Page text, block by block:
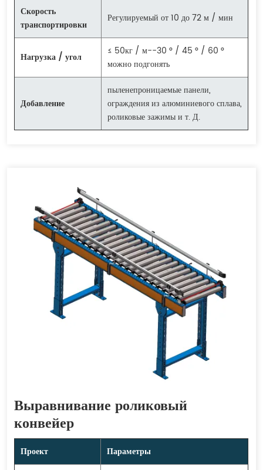
Скорость
транспортировки
Регулируемый от 10 до 72 м / мин
Нагрузка / угол
≤ 50кг / м--30 ° / 45 ° / 60 °
можно подгонять
Добавление
пыленепроницаемые панели,
ограждения из алюминиевого сплава,
роликовые зажимы и т. Д.
Выравнивание роликовый
конвейер
Проект
Параметры